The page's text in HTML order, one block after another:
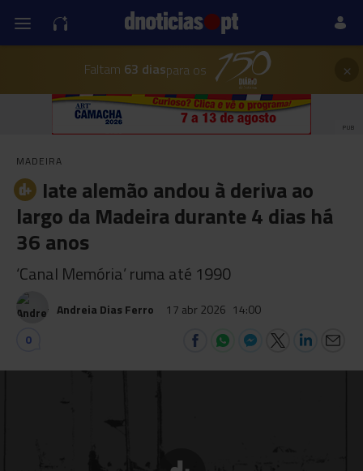
Faltam 63 diaspara os ×
PUB
MADEIRA
Iate alemão andou à deriva ao
largo da Madeira durante 4 dias há
36 anos
‘Canal Memória’ ruma até 1990
Andreia Dias Ferro 17 abr 2026 14:00
0